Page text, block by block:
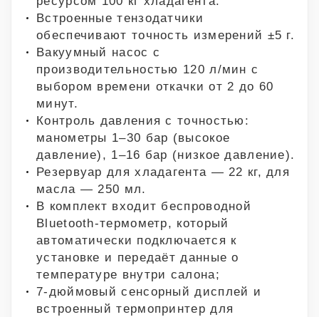
Встроенные тензодатчики
обеспечивают точность измерений ±5 г.
Вакуумный насос с
производительностью 120 л/мин с
выбором времени откачки от 2 до 60
минут.
Контроль давления с точностью:
манометры 1–30 бар (высокое
давление), 1–16 бар (низкое давление).
Резервуар для хладагента — 22 кг, для
масла — 250 мл.
В комплект входит беспроводной
Bluetooth-термометр, который
автоматически подключается к
установке и передаёт данные о
температуре внутри салона;
7-дюймовый сенсорный дисплей и
встроенный термопринтер для